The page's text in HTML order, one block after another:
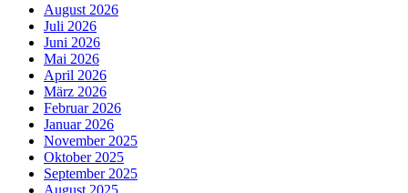
August 2026
Juli 2026
Juni 2026
Mai 2026
April 2026
März 2026
Februar 2026
Januar 2026
November 2025
Oktober 2025
September 2025
August 2025